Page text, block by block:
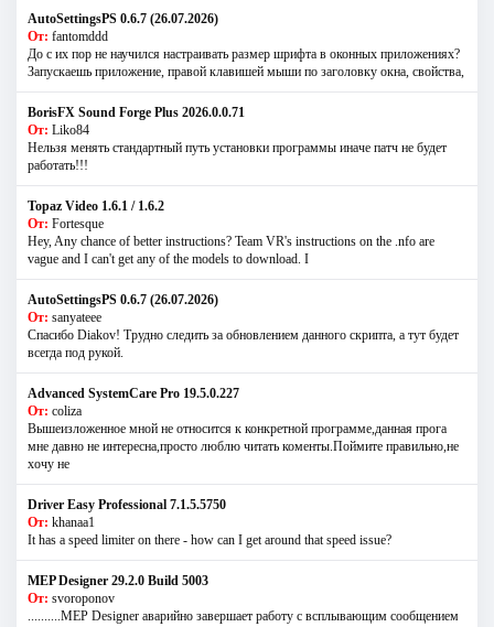
AutoSettingsPS 0.6.7 (26.07.2026)
От: fantomddd
До с их пор не научился настраивать размер шрифта в оконных приложениях?
Запускаешь приложение, правой клавишей мыши по заголовку окна, свойства,
BorisFX Sound Forge Plus 2026.0.0.71
От: Liko84
Нельзя менять стандартный путь установки программы иначе патч не будет
работать!!!
Topaz Video 1.6.1 / 1.6.2
От: Fortesque
Hey, Any chance of better instructions? Team VR's instructions on the .nfo are
vague and I can't get any of the models to download. I
AutoSettingsPS 0.6.7 (26.07.2026)
От: sanyateee
Спасибо Diakov! Трудно следить за обновлением данного скрипта, а тут будет
всегда под рукой.
Advanced SystemCare Pro 19.5.0.227
От: coliza
Вышеизложенное мной не относится к конкретной программе,данная прога
мне давно не интересна,просто люблю читать коменты.Поймите правильно,не
хочу не
Driver Easy Professional 7.1.5.5750
От: khanaa1
It has a speed limiter on there - how can I get around that speed issue?
MEP Designer 29.2.0 Build 5003
От: svoroponov
..........MEP Designer аварийно завершает работу с всплывающим сообщением